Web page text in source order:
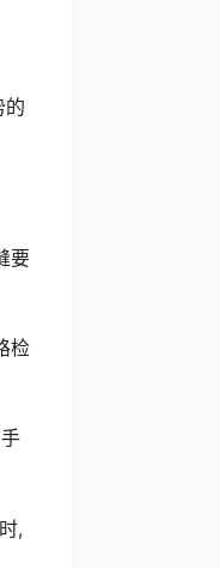
的
要
检
,